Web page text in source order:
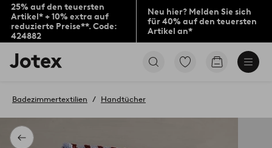
25% auf den teuersten
Artikel* + 10% extra auf
reduzierte Preise**. Code:
424882
Neu hier? Melden Sie sich
für 40% auf den teuersten
Artikel an*
Jotex-
Logo
Startseite
Zu
Produkten
Zum
Zurück
Badezimmertextilien Handtücher